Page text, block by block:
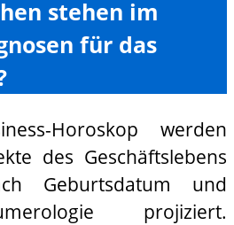
stehen im
für das
Horoskop werden
des Geschäftslebens
Geburtsdatum und
projiziert.